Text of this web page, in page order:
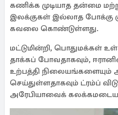
கணிக்க முடியாத தன்மை
இலக்குகள் இல்லாத போக்கு
கவலை கொண்டுள்ளது.
மட்டுமின்றி, பொதுமக்கள்
தாக்கப் போவதாகவும்,
உற்பத்தி நிலையங்களையும்
செய்துள்ளதாகவும் ட்ரம்ப்
அரேபியாவைக்